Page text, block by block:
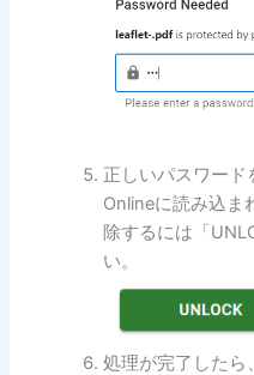
正しいパスワード
Onlineに読み込ま
除するには「
い。
処理が完了したら